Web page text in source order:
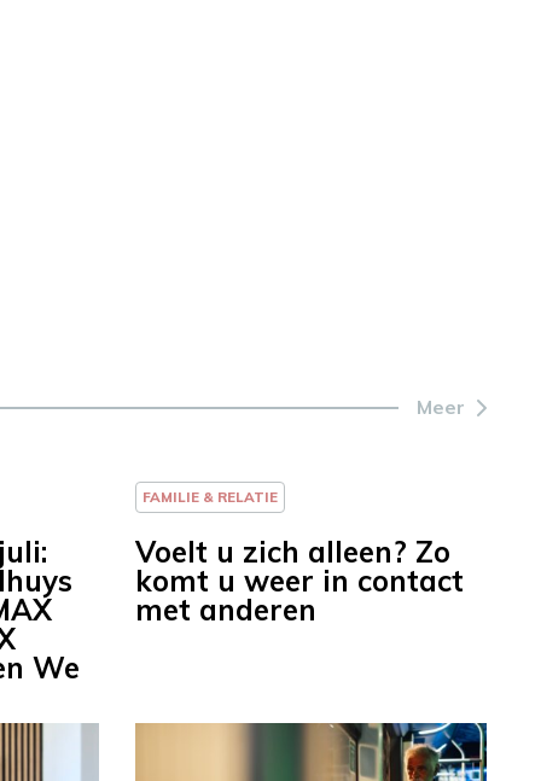
Meer
We
FAMILIE & RELATIE
Voelt u zich alleen? Zo
komt u weer in contact
met anderen